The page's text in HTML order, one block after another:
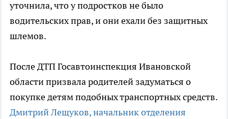
уточнила, что у подростков не было
водительских прав, и они ехали без защитных
шлемов.
После ДТП Госавтоинспекция Ивановской
области призвала родителей задуматься о
покупке детям подобных транспортных средств.
Дмитрий Лещуков, начальник отделения